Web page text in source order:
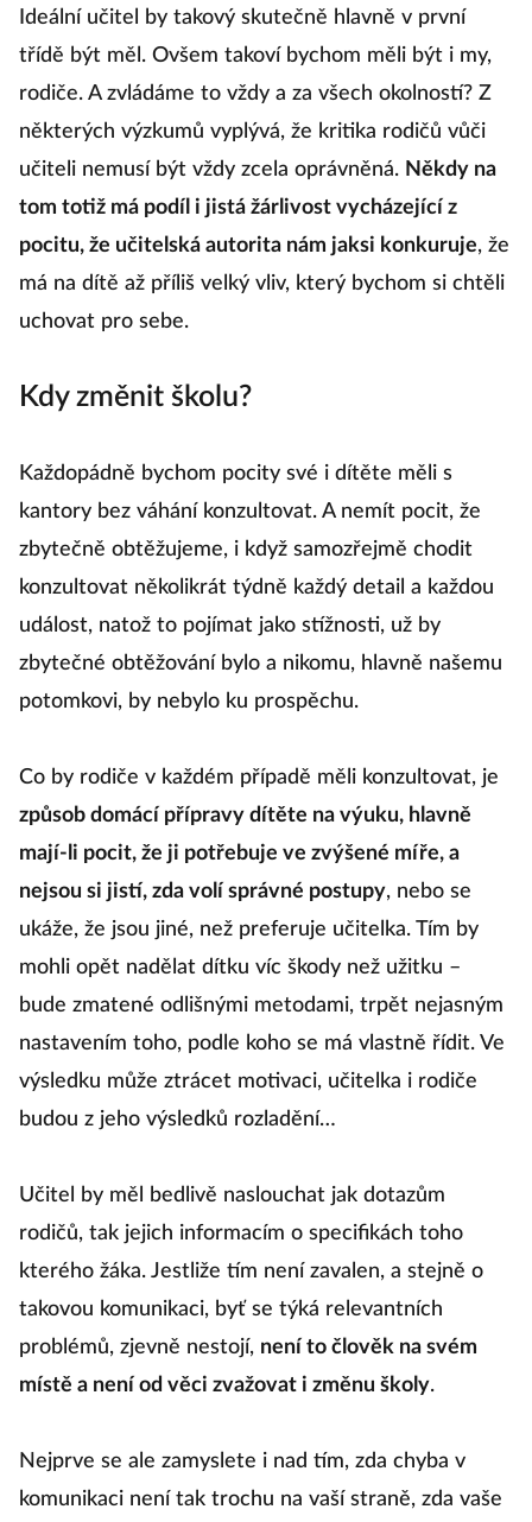
Ideální učitel by takový skutečně hlavně v první
třídě být měl. Ovšem takoví bychom měli být i my,
rodiče. A zvládáme to vždy a za všech okolností? Z
některých výzkumů vyplývá, že kritika rodičů vůči
učiteli nemusí být vždy zcela oprávněná. Někdy na
tom totiž má podíl i jistá žárlivost vycházející z
pocitu, že učitelská autorita nám jaksi konkuruje, že
má na dítě až příliš velký vliv, který bychom si chtěli
uchovat pro sebe.
Kdy změnit školu?
Každopádně bychom pocity své i dítěte měli s
kantory bez váhání konzultovat. A nemít pocit, že
zbytečně obtěžujeme, i když samozřejmě chodit
konzultovat několikrát týdně každý detail a každou
událost, natož to pojímat jako stížnosti, už by
zbytečné obtěžování bylo a nikomu, hlavně našemu
potomkovi, by nebylo ku prospěchu.
Co by rodiče v každém případě měli konzultovat, je
způsob domácí přípravy dítěte na výuku, hlavně
mají-li pocit, že ji potřebuje ve zvýšené míře, a
nejsou si jistí, zda volí správné postupy, nebo se
ukáže, že jsou jiné, než preferuje učitelka. Tím by
mohli opět nadělat dítku víc škody než užitku –
bude zmatené odlišnými metodami, trpět nejasným
nastavením toho, podle koho se má vlastně řídit. Ve
výsledku může ztrácet motivaci, učitelka i rodiče
budou z jeho výsledků rozladění…
Učitel by měl bedlivě naslouchat jak dotazům
rodičů, tak jejich informacím o specifikách toho
kterého žáka. Jestliže tím není zavalen, a stejně o
takovou komunikaci, byť se týká relevantních
problémů, zjevně nestojí, není to člověk na svém
místě a není od věci zvažovat i změnu školy.
Nejprve se ale zamyslete i nad tím, zda chyba v
komunikaci není tak trochu na vaší straně, zda vaše